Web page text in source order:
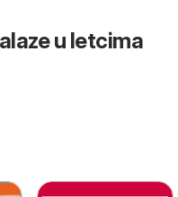
u letcima